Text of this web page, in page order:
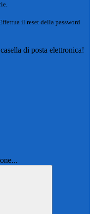
il reset della password
di posta elettronica!